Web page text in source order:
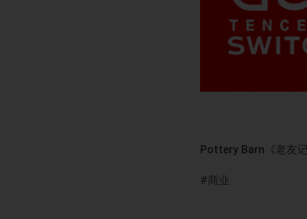
Pottery Barn《老友
#商业